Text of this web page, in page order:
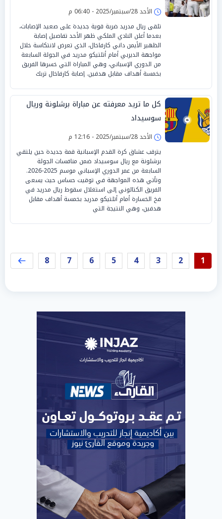
الأحد 28/سبتمبر/2025 - 06:40 م
تلقى ريال مدريد ضربة قوية جديدة على صعيد الإصابات،
بعدما أعلن النادي الملكي ظهر الأحد تفاصيل إصابة
الظهير الأيمن داني كارفاخال، الذي تعرض لانتكاسة خلال
مواجهة الديربي أمام أتلتيكو مدريد في الجولة السابعة
من الدوري الإسباني، وهي المباراة التي خسرها الفريق
بخمسة أهداف مقابل هدفين. إصابة كارفاخال تربك
كل ما تريد معرفته عن مباراة برشلونة وريال
سوسيداد
الأحد 28/سبتمبر/2025 - 12:16 م
يترقب عشاق كرة القدم الإسبانية قمة جديدة حين يلتقي
برشلونة مع ريال سوسيداد ضمن منافسات الجولة
السابعة من عمر الدوري الإسباني موسم 2025-2026.
وتأتي هذه المواجهة في توقيت حساس حيث يسعى
الفريق الكتالوني إلى استغلال سقوط ريال مدريد في
فخ الخسارة أمام أتلتيكو مدريد بخمسة أهداف مقابل
هدفين، وهي النتيجة التي
1
2
3
4
5
6
7
8